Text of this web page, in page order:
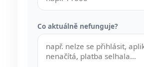
Co aktuálně nefunguje?